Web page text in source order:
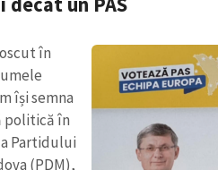
în
își semna
politică în
Partidului
(PDM),